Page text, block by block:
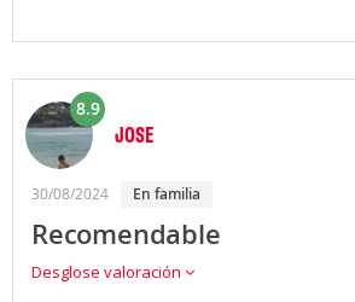
8.9
JOSE
30/08/2024 en familia
Recomendable
Desglose valoración